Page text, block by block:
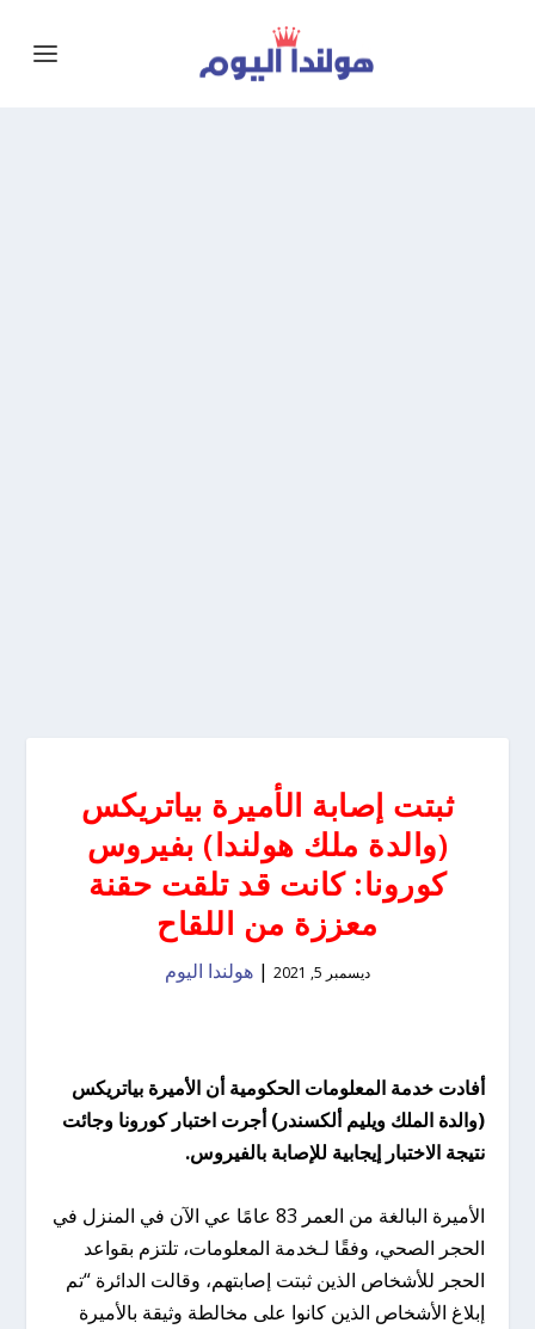
ثبتت إصابة الأميرة بياتريكس
(والدة ملك هولندا) بفيروس
كورونا: كانت قد تلقت حقنة
معززة من اللقاح
ديسمبر 5, 2021 | هولندا اليوم
أفادت خدمة المعلومات الحكومية أن الأميرة بياتريكس
(والدة الملك ويليم ألكسندر) أجرت اختبار كورونا وجائت
نتيجة الاختبار إيجابية للإصابة بالفيروس.
الأميرة البالغة من العمر 83 عامًا عي الآن في المنزل في
الحجر الصحي، وفقًا لـخدمة المعلومات، تلتزم بقواعد
الحجر للأشخاص الذين ثبتت إصابتهم، وقالت الدائرة “تم
إبلاغ الأشخاص الذين كانوا على مخالطة وثيقة بالأميرة